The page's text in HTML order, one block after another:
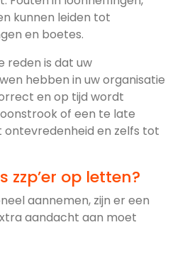
kunnen leiden tot
en boetes.
reden is dat uw
hebben in uw organisatie
en op tijd wordt
of een te late
en zelfs tot
zzp’er op letten?
aannemen, zijn er een
aandacht aan moet